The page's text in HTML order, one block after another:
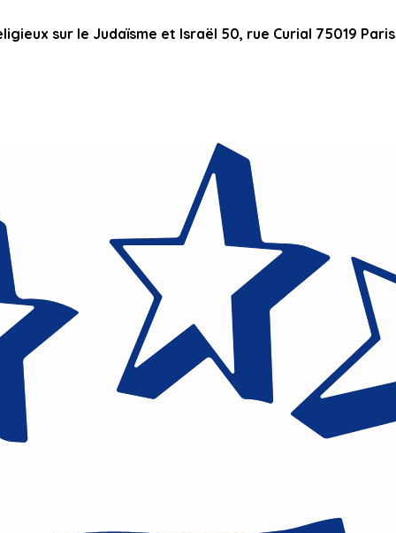
sur le Judaïsme et Israël 50, rue Curial 75019 Paris